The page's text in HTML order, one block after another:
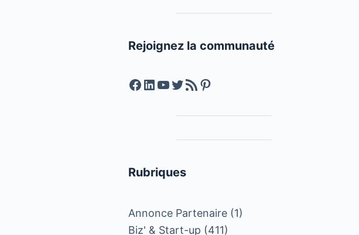
Rejoignez la communauté
Facebook
LinkedIn
YouTube
Twitter
Feed RSSPinterest
Rubriques
Annonce Partenaire (1)
Biz' & Start-up (411)